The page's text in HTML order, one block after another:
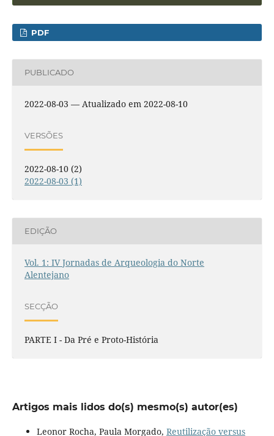
PDF
PUBLICADO
2022-08-03 — Atualizado em 2022-08-10
VERSÕES
2022-08-10 (2)
2022-08-03 (1)
EDIÇÃO
Vol. 1: IV Jornadas de Arqueologia do Norte
Alentejano
SECÇÃO
PARTE I - Da Pré e Proto-História
Artigos mais lidos do(s) mesmo(s) autor(es)
Leonor Rocha, Paula Morgado, Reutilização versus